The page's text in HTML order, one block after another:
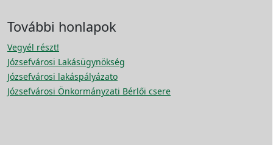
További honlapok
Vegyél részt!
Józsefvárosi Lakásügynökség
Józsefvárosi lakáspályázato
Józsefvárosi Önkormányzati Bérlői csere